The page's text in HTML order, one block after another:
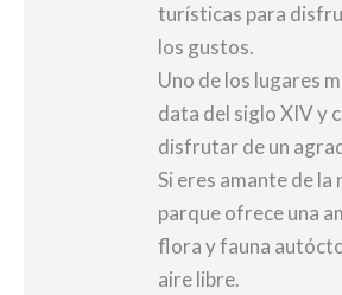
turísticas para
los gustos.
Uno de los lugares
data del siglo XIV y
disfrutar de un
Si eres amante de
parque ofrece una
flora y fauna
aire libre.